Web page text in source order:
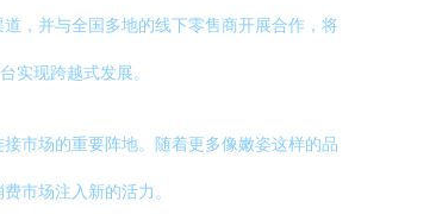
，并与全国多地的线下零售商开展合作，将
实现跨越式发展。
市场的重要阵地。随着更多像嫩姿这样的品
市场注入新的活力。